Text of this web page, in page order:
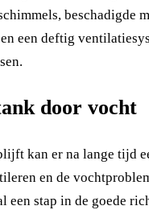
beschadigde
een deftig
door vocht
kan er na lange tijd
en de
een stap in de goede